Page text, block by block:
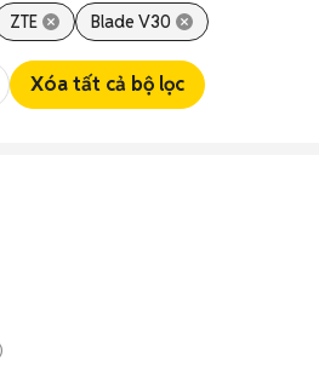
ZTE Blade V30
Xóa tất cả bộ lọc